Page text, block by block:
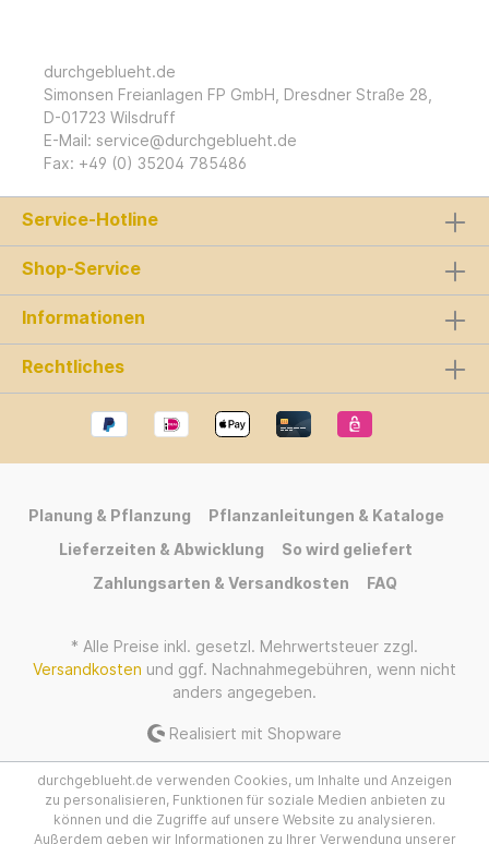
durchgeblueht.de
Simonsen Freianlagen FP GmbH, Dresdner Straße 28,
D-01723 Wilsdruff
E-Mail: service@durchgeblueht.de
Fax: +49 (0) 35204 785486
Service-Hotline
Shop-Service
Informationen
Rechtliches
Planung & Pflanzung
Pflanzanleitungen & Kataloge
Lieferzeiten & Abwicklung
So wird geliefert
Zahlungsarten & Versandkosten
FAQ
* Alle Preise inkl. gesetzl. Mehrwertsteuer zzgl.
Versandkosten und ggf. Nachnahmegebühren, wenn nicht
anders angegeben.
Realisiert mit Shopware
durchgeblueht.de verwenden Cookies, um Inhalte und Anzeigen
zu personalisieren, Funktionen für soziale Medien anbieten zu
können und die Zugriffe auf unsere Website zu analysieren.
Außerdem geben wir Informationen zu Ihrer Verwendung unserer